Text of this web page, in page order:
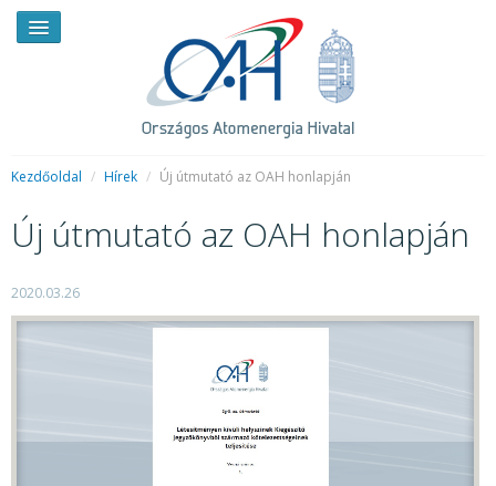
HÍREK
SAJTÓSZOBA
Kezdőoldal / Hírek / Új útmutató az OAH honlapján
Új útmutató az OAH honlapján
2020.03.26